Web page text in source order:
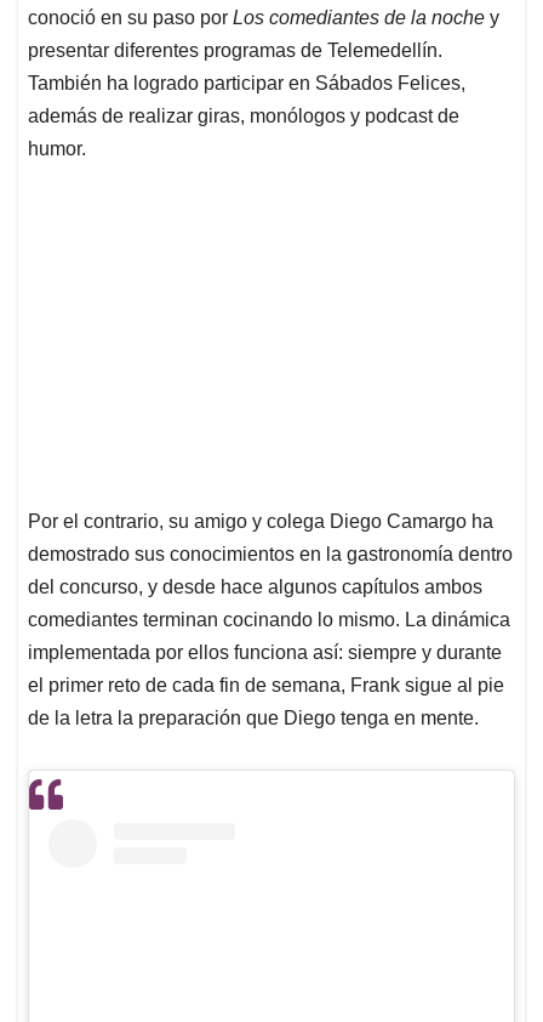
conoció en su paso por Los comediantes de la noche y
presentar diferentes programas de Telemedellín.
También ha logrado participar en Sábados Felices,
además de realizar giras, monólogos y podcast de
humor.
Por el contrario, su amigo y colega Diego Camargo ha
demostrado sus conocimientos en la gastronomía dentro
del concurso, y desde hace algunos capítulos ambos
comediantes terminan cocinando lo mismo. La dinámica
implementada por ellos funciona así: siempre y durante
el primer reto de cada fin de semana, Frank sigue al pie
de la letra la preparación que Diego tenga en mente.